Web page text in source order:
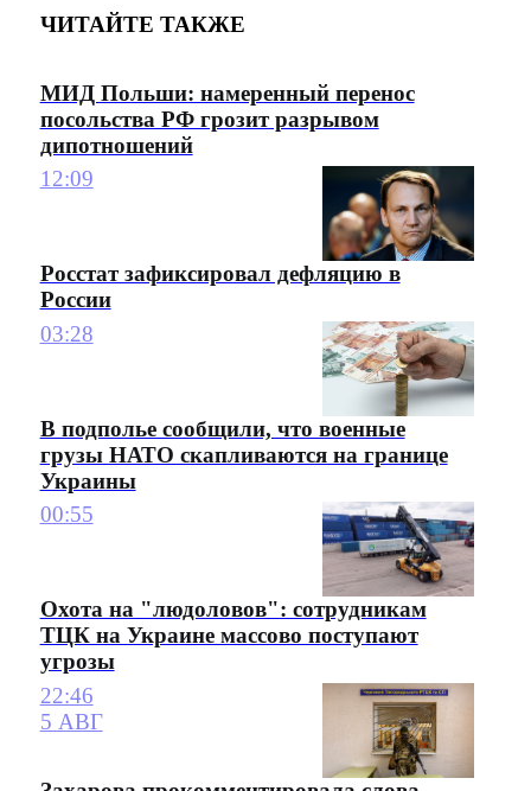
ЧИТАЙТЕ ТАКЖЕ
МИД Польши: намеренный перенос
посольства РФ грозит разрывом
дипотношений
12:09
Росстат зафиксировал дефляцию в
России
03:28
В подполье сообщили, что военные
грузы НАТО скапливаются на границе
Украины
00:55
Охота на "людоловов": сотрудникам
ТЦК на Украине массово поступают
угрозы
22:46
5 АВГ